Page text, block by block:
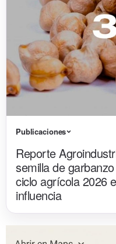
Publicaciones
Reporte
semilla de
ciclo agrícola 2026
influencia